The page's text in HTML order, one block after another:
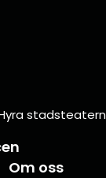
stadsteatern
Om oss